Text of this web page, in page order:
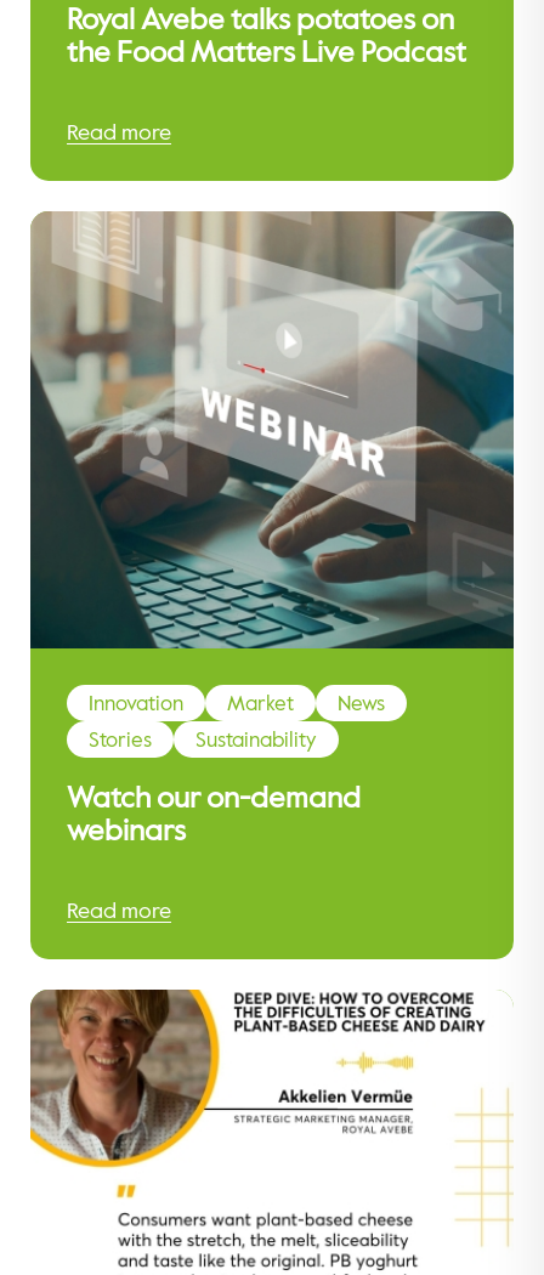
Royal Avebe talks potatoes on
the Food Matters Live Podcast
Read more
Innovation Market
News
Stories
Sustainability
Watch our on-demand
webinars
Read more